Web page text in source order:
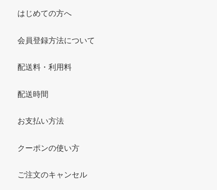
はじめての方へ
会員登録方法について
配送料・利用料
配送時間
お支払い方法
クーポンの使い方
ご注文のキャンセル